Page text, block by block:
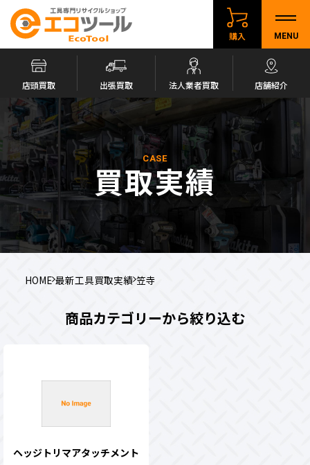
購入 MENU
店頭買取 出張買取 法人業者買取 店舗紹介
CASE
買取実績
HOME 最新工具買取実績 笠寺
商品カテゴリーから絞り込む
ヘッジトリマアタッチメント